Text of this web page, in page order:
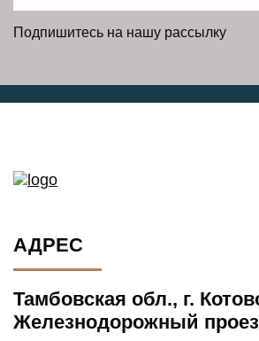
Подпишитесь на нашу рассылку
АДРЕС
Тамбовская обл., г.
Железнодорожный